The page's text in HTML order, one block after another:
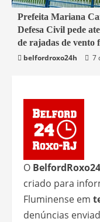
1 min read
Belford Roxo
Prefeita Mariana
Defesa Civil pede
de rajadas de vento
belfordroxo24h
7
O
criado para
Fluminense em
denúncias